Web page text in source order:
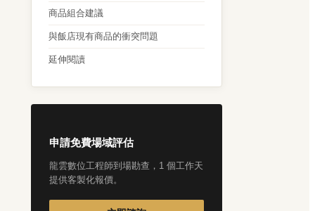
商品組合建議
與飯店現有商品的衝突問題
延伸閱讀
申請免費場域評估
龍雲數位工程師到場勘查，1 個工作天
提供客製化報價。